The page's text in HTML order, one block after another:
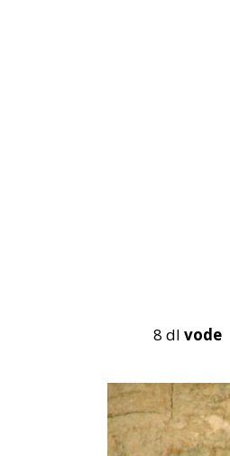
8 dl vode